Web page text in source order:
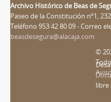
Archivo Histórico de Beas de
Paseo de la Constitución nº1,
Teléfono 953 42 80 09 - Correo
beasdesegura@alacaja.com
©
libre